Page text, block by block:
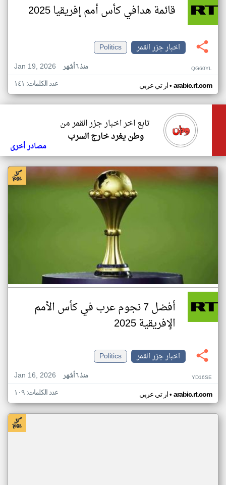
قائمة هدافي كأس أمم إفريقيا 2025
اخبار جزر القمر
Politics
Jan 19, 2026
منذ ٦ أشهر QG60YL
ار تي عربي• arabic.rt.com عدد الكلمات: ١٤١
تابع اخر اخبار جزر القمر من
وطن يغرد خارج السرب
مصادر أخرى
أفضل 7 نجوم عرب في كأس الأمم
الإفريقية 2025
اخبار جزر القمر
Politics
Jan 16, 2026
منذ ٦ أشهر YD16SE
ار تي عربي• arabic.rt.com عدد الكلمات: ١٠٩